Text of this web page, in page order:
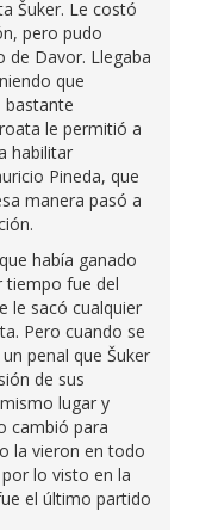
Šuker. Le costó
pero pudo
de Davor. Llegaba
que
bastante
le permitió a
habilitar
Pineda, que
manera pasó a
había ganado
tiempo fue del
le sacó cualquier
Pero cuando se
penal que Šuker
de sus
lugar y
cambió para
la vieron en todo
lo visto en la
el último partido